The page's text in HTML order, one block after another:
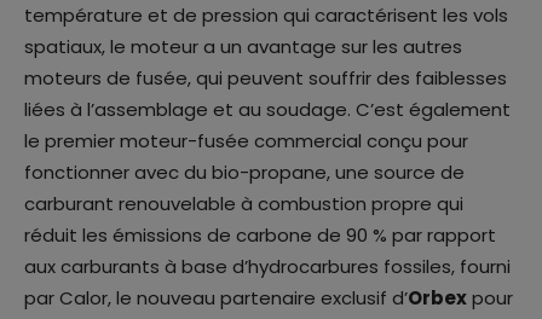
température et de pression qui caractérisent les vols
spatiaux, le moteur a un avantage sur les autres
moteurs de fusée, qui peuvent souffrir des faiblesses
liées à l’assemblage et au soudage. C’est également
le premier moteur-fusée commercial conçu pour
fonctionner avec du bio-propane, une source de
carburant renouvelable à combustion propre qui
réduit les émissions de carbone de 90 % par rapport
aux carburants à base d’hydrocarbures fossiles, fourni
par Calor, le nouveau partenaire exclusif d’Orbexpour